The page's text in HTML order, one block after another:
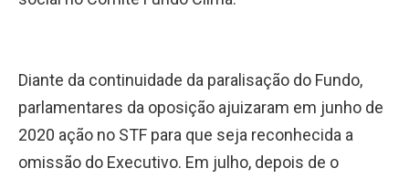
Diante da continuidade da paralisação do Fundo,
parlamentares da oposição ajuizaram em junho de
2020 ação no STF para que seja reconhecida a
omissão do Executivo. Em julho, depois de o